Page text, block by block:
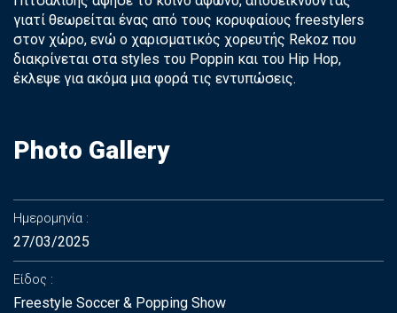
γιατί θεωρείται ένας από τους κορυφαίους freestylers
στον χώρο, ενώ ο χαρισματικός χορευτής Rekoz που
διακρίνεται στα styles του Poppin και του Hip Hop,
έκλεψε για ακόμα μια φορά τις εντυπώσεις.
Photo Gallery
Ημερομηνία
27/03/2025
Είδος
Freestyle Soccer & Popping Show